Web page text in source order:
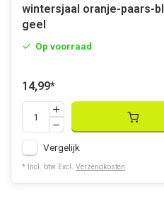
wintersjaal oranje-paars-
geel
Op voorraad
14,99*
Vergelijk
* Incl. btw Excl. Verzendkosten